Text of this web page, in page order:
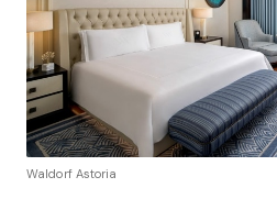
Waldorf Astoria